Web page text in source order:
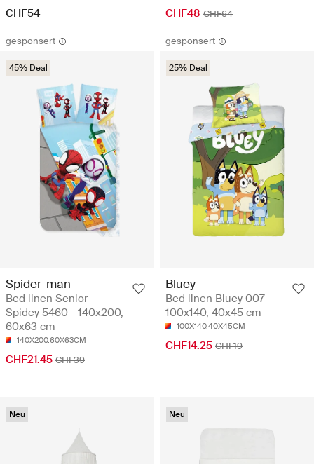
CHF54 CHF48 CHF64
gesponsert
45% Deal
Spider-man
Bed linen Senior
Spidey 5460 - 140x200,
60x63 cm
140X200.60X63CM
CHF21.45 CHF39
gesponsert
25% Deal
Bluey
Bed linen Bluey 007 -
100x140, 40x45 cm
100X140.40X45CM
CHF14.25 CHF19
Neu Neu